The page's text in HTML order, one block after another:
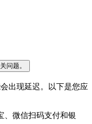
问题。
出现延迟。以下是您应
、微信扫码支付和银